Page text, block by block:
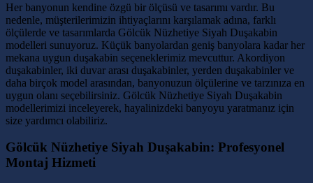
Her banyonun kendine özgü bir ölçüsü ve tasarımı vardır. Bu
nedenle, müşterilerimizin ihtiyaçlarını karşılamak adına, farklı
ölçülerde ve tasarımlarda Gölcük Nüzhetiye Siyah Duşakabin
modelleri sunuyoruz. Küçük banyolardan geniş banyolara kadar her
mekana uygun duşakabin seçeneklerimiz mevcuttur. Akordiyon
duşakabinler, iki duvar arası duşakabinler, yerden duşakabinler ve
daha birçok model arasından, banyonuzun ölçülerine ve tarzınıza en
uygun olanı seçebilirsiniz. Gölcük Nüzhetiye Siyah Duşakabin
modellerimizi inceleyerek, hayalinizdeki banyoyu yaratmanız için
size yardımcı olabiliriz.
Gölcük Nüzhetiye Siyah Duşakabin: Profesyonel
Montaj Hizmeti